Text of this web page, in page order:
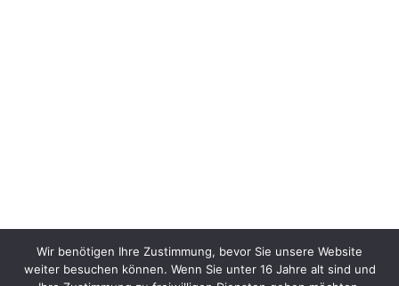
Wir benötigen Ihre Zustimmung, bevor Sie unsere Website
weiter besuchen können. Wenn Sie unter 16 Jahre alt sind und